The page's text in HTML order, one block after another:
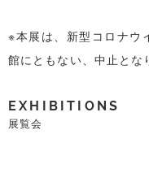
※本展は、新型コロナウ
館にともない、中止とな
EXHIBITIONS
展覧会